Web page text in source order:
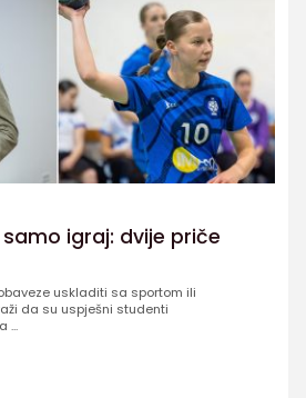
igraj: dvije priče
uskladiti sa sportom ili
da su uspješni studenti
...